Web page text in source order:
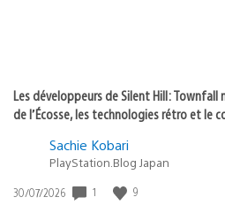
Les développeurs de Silent Hill: Townfall
de l’Écosse, les technologies rétro et le
Sachie Kobari
PlayStation.Blog Japan
Date
30/07/2026 1 9